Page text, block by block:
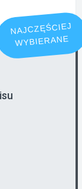
NAJCZĘŚCIEJ
WYBIERANE